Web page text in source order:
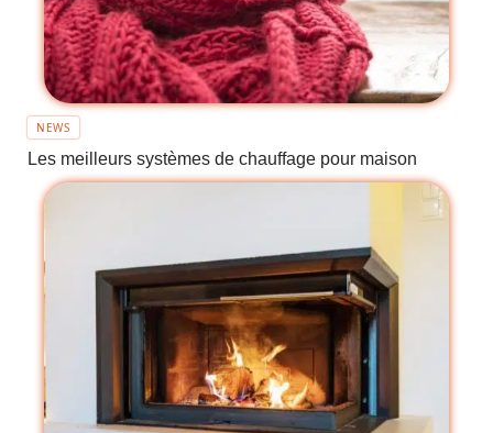
NEWS
Les meilleurs systèmes de chauffage pour maison